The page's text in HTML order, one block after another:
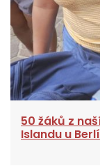
50 žáků z
Islandu u